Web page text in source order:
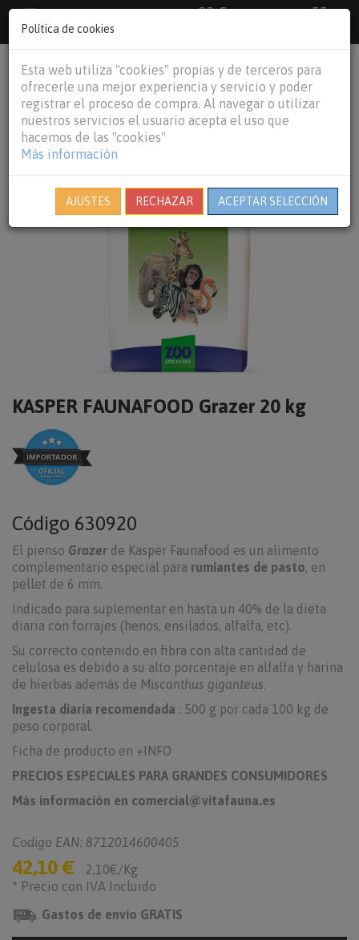
33 €
55
€Baleares y
person shopping_cart
KASPER FAUNAFOOD Grazer 20 kg
Código 630920
El pienso Grazer de Kasper Faunafood es un alimento
complementario especial para rumiantes de pasto, en
pellet de 6 mm.
Indicado para suplementar en hasta un 40% de la dieta
diaria con forrajes (henos, ensilados, alfalfa, etc).
Su correcto contenido en fibra con alta cantidad de
celulosa es debido a su alto porcentaje en alfalfa y harina
de hierbas además de Miscanthus giganteus.
Ingesta diaria recomendada : 500 g por cada 100 kg de
peso corporal.
Ficha de producto en +INFO
PRECIOS ESPECIALES PARA GRANDES CONSUMIDORES
Más información en comercial@vitafauna.es
Codigo EAN: 8712014600405
42,10 €
2,10€/Kg
* Precio con IVA Incluido
Gastos de envío GRATIS
Política de cookies
Esta web utiliza "cookies" propias y de terceros para
ofrecerle una mejor experiencia y servicio y poder
registrar el proceso de compra. Al navegar o utilizar
nuestros servicios el usuario acepta el uso que
hacemos de las "cookies"
Más información
AJUSTES RECHAZAR ACEPTAR SELECCIÓN